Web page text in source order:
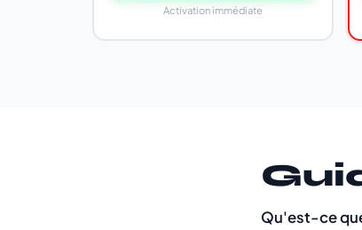
Activation immédiate
Qu'est-ce